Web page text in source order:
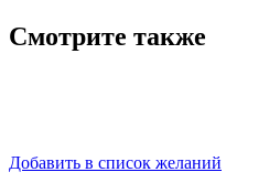
Смотрите также
Добавить в список желаний